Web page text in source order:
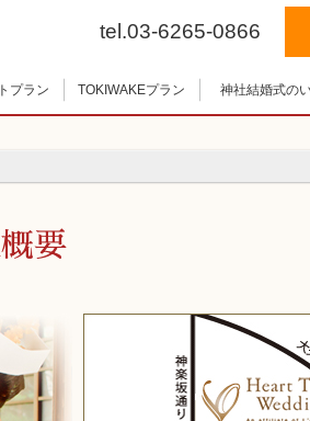
tel.03-6265-0866
プラン TOKIWAKEプラン
神社結婚式の
神前式と
神社コラ
挙式の流
神社結婚式.jpチ
要